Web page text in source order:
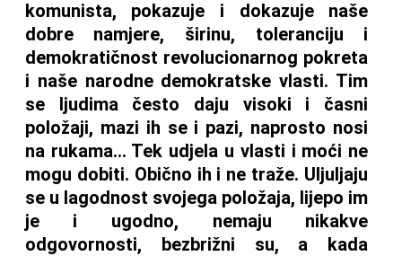
komunista, pokazuje i dokazuje naše
dobre namjere, širinu, toleranciju i
demokratičnost revolucionarnog pokreta
i naše narodne demokratske vlasti. Tim
se ljudima često daju visoki i časni
položaji, mazi ih se i pazi, naprosto nosi
na rukama… Tek udjela u vlasti i moći ne
mogu dobiti. Obično ih i ne traže. Uljuljaju
se u lagodnost svojega položaja, lijepo im
je i ugodno, nemaju nikakve
odgovornosti, bezbrižni su, a kada